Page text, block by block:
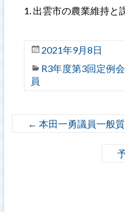
出雲市の農業維持と
2021年9月8日
R3年度第3回定例会
員
← 本田一勇議員一般